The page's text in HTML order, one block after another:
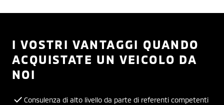
I VOSTRI VANTAGGI QUANDO
ACQUISTATE UN VEICOLO DA
NOI
Consulenza di alto livello da parte di referenti competenti